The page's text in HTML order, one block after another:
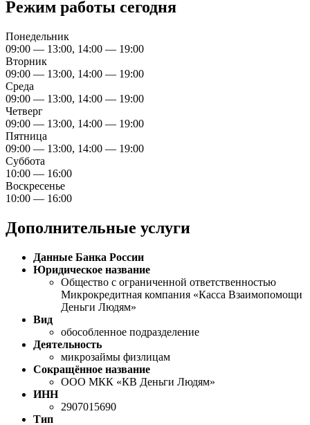
Режим работы сегодня
Понедельник
09:00 — 13:00, 14:00 — 19:00
Вторник
09:00 — 13:00, 14:00 — 19:00
Среда
09:00 — 13:00, 14:00 — 19:00
Четверг
09:00 — 13:00, 14:00 — 19:00
Пятница
09:00 — 13:00, 14:00 — 19:00
Суббота
10:00 — 16:00
Воскресенье
10:00 — 16:00
Дополнительные услуги
Данные Банка России
Юридическое название
Общество с ограниченной ответственностью
Микрокредитная компания «Касса Взаимопомощи
Деньги Людям»
Вид
обособленное подразделение
Деятельность
микрозаймы физлицам
Сокращённое название
ООО МКК «КВ Деньги Людям»
ИНН
2907015690
Тип